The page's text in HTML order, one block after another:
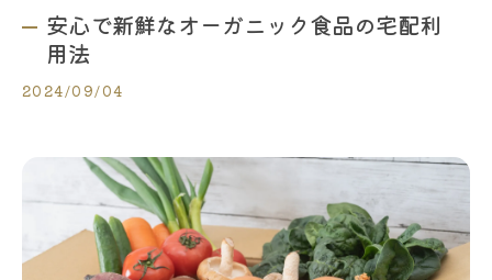
安心で新鮮なオーガニック食品の宅配利
用法
2024/09/04